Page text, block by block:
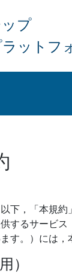
プ
ットフ
下，「本規
するサービ
す。）には，
）